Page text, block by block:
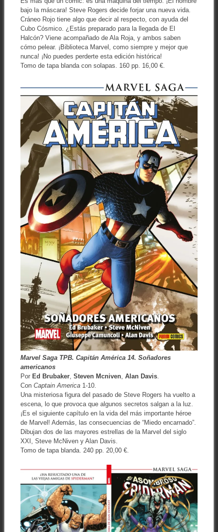
bajo la máscara! Steve Rogers decide forjar una nueva vida.
Cráneo Rojo tiene algo que decir al respecto, con ayuda del
Cubo Cósmico. ¿Estás preparado para la llegada de El
Halcón? Viene acompañado de Ala Roja, y ambos saben
cómo pelear. ¡Biblioteca Marvel, como siempre y mejor que
nunca! ¡No puedes perderte esta edición histórica!
Tomo de tapa blanda con solapas. 160 pp. 16,00 €.
Marvel Saga TPB. Capitán América 14. Soñadores
americanos
Por Ed Brubaker, Steven Mcniven, Alan Davis.
Con Captain America1-10.
Una misteriosa figura del pasado de Steve Rogers ha vuelto a
escena, lo que provoca que algunos secretos salgan a la luz.
¡Es el siguiente capítulo en la vida del más importante héroe
de Marvel! Además, las consecuencias de “Miedo encarnado”.
Dibujan dos de las mayores estrellas de la Marvel del siglo
XXI, Steve McNiven y Alan Davis.
Tomo de tapa blanda. 240 pp. 20,00 €.